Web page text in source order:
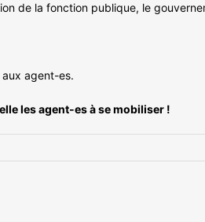
de la fonction publique, le
agent-es.
les agent-es à se mobiliser !